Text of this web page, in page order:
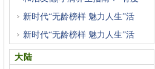
新时代“无龄榜样 魅力人生”活
新时代“无龄榜样 魅力人生”活
大陆